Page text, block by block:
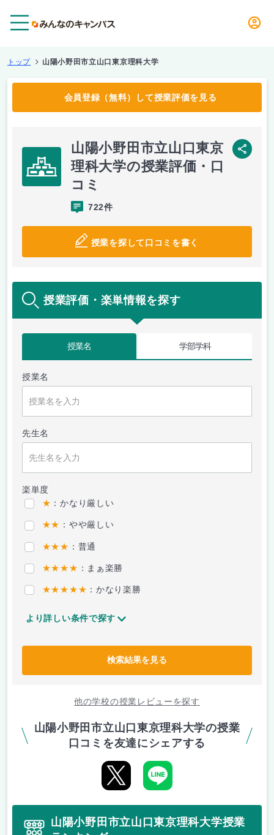
トップ 山陽小野田市立山口東京理科大学
会員登録（無料）して授業評価を見る
山陽小野田市立山口東京
理科大学の授業評価・口
コミ
722件
授業を探して口コミを書く
SNS
授業評価・楽単情報を探す
授業名 学部学科
授業名
先生名
楽単度
★ ：かなり厳しい
★★ ：やや厳しい
★★★ ：普通
★★★★ ：まぁ楽勝
★★★★★ ：かなり楽勝
より詳しい条件で探す
検索結果を見る
他の学校の授業レビューを探す
山陽小野田市立山口東京理科大学の授業
口コミを友達にシェアする
山陽小野田市立山口東京理科大学授業